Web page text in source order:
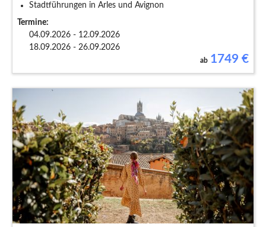
Stadtführungen in Arles und Avignon
Termine:
04.09.2026 - 12.09.2026
18.09.2026 - 26.09.2026
ab 1749 €